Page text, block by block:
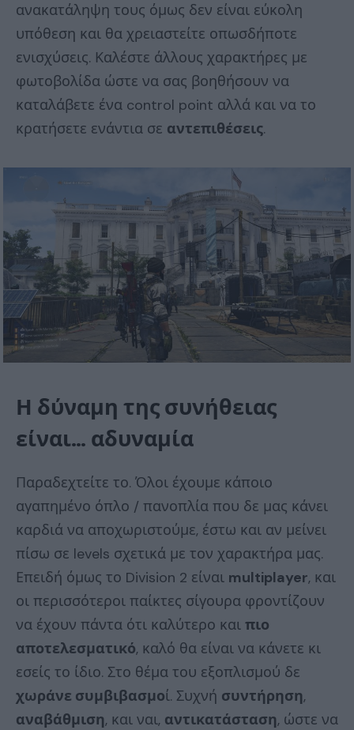
ανακατάληψη τους όμως δεν είναι εύκολη
υπόθεση και θα χρειαστείτε οπωσδήποτε
ενισχύσεις. Καλέστε άλλους χαρακτήρες με
φωτοβολίδα ώστε να σας βοηθήσουν να
καταλάβετε ένα control point αλλά και να το
κρατήσετε ενάντια σε αντεπιθέσεις.
Η δύναμη της συνήθειας
είναι… αδυναμία
Παραδεχτείτε το. Όλοι έχουμε κάποιο
αγαπημένο όπλο / πανοπλία που δε μας κάνει
καρδιά να αποχωριστούμε, έστω και αν μείνει
πίσω σε levels σχετικά με τον χαρακτήρα μας.
Επειδή όμως το Division 2 είναι multiplayer, και
οι περισσότεροι παίκτες σίγουρα φροντίζουν
να έχουν πάντα ότι καλύτερο και πιο
αποτελεσματικό, καλό θα είναι να κάνετε κι
εσείς το ίδιο. Στο θέμα του εξοπλισμού δε
χωράνε συμβιβασμοί. Συχνή συντήρηση,
αναβάθμιση, και ναι, αντικατάσταση, ώστε να